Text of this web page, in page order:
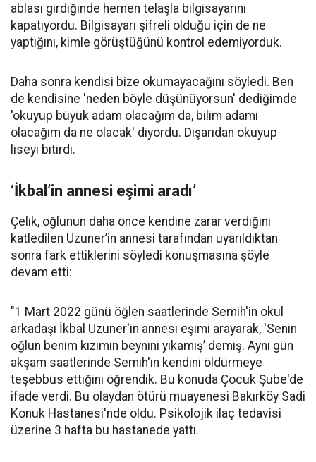
ablası girdiğinde hemen telaşla bilgisayarını
kapatıyordu. Bilgisayarı şifreli olduğu için de ne
yaptığını, kimle görüştüğünü kontrol edemiyorduk.
Daha sonra kendisi bize okumayacağını söyledi. Ben
de kendisine 'neden böyle düşünüyorsun' dediğimde
'okuyup büyük adam olacağım da, bilim adamı
olacağım da ne olacak' diyordu. Dışarıdan okuyup
liseyi bitirdi.
‘İkbal’in annesi eşimi aradı’
Çelik, oğlunun daha önce kendine zarar verdiğini
katledilen Uzuner’in annesi tarafından uyarıldıktan
sonra fark ettiklerini söyledi konuşmasına şöyle
devam etti:
"1 Mart 2022 günü öğlen saatlerinde Semih'in okul
arkadaşı İkbal Uzuner'in annesi eşimi arayarak, 'Senin
oğlun benim kızımın beynini yıkamış’ demiş. Aynı gün
akşam saatlerinde Semih'in kendini öldürmeye
teşebbüs ettiğini öğrendik. Bu konuda Çocuk Şube'de
ifade verdi. Bu olaydan ötürü muayenesi Bakırköy Sadi
Konuk Hastanesi'nde oldu. Psikolojik ilaç tedavisi
üzerine 3 hafta bu hastanede yattı.